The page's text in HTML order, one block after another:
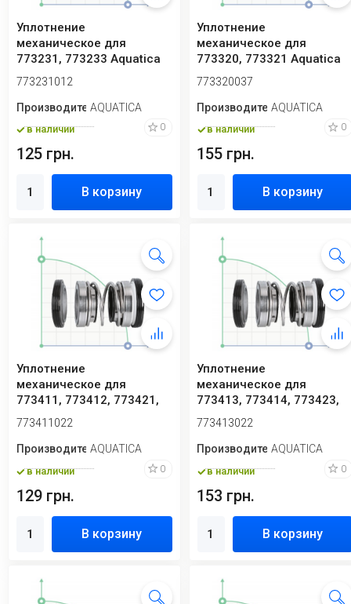
Уплотнение
механическое для
773231, 773233 Aquatica
773231012
773231012
ПроизводительAQUATICA
в наличии 0
125 грн.
В корзину
Уплотнение
механическое для
773320, 773321 Aquatica
773320037
773320037
ПроизводительAQUATICA
в наличии 0
155 грн.
В корзину
Уплотнение
механическое для
773411, 773412, 773421,
773422 Aquatica
773411022
ПроизводительAQUATICA
в наличии 0
129 грн.
В корзину
Уплотнение
механическое для
773413, 773414, 773423,
773424, 773433, 773434
773413022
ПроизводительAQUATICA
в наличии 0
153 грн.
В корзину